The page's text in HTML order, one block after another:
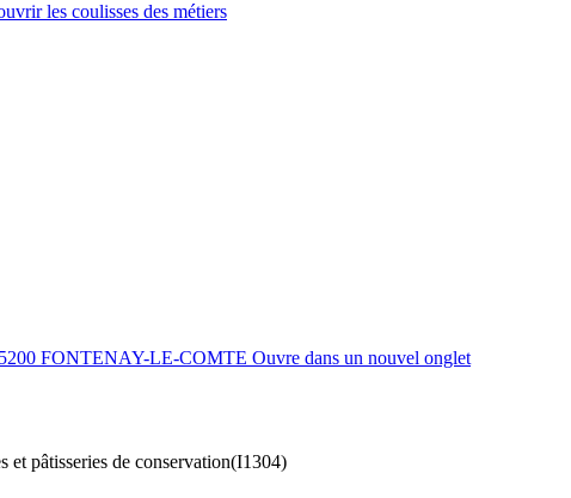
les coulisses des métiers
FONTENAY-LE-COMTE Ouvre dans un nouvel onglet
et pâtisseries de conservation(I1304)